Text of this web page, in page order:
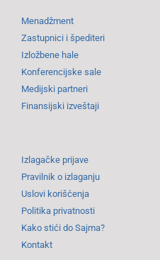
Menadžment
Zastupnici i špediteri
Izložbene hale
Konferencijske sale
Medijski partneri
Finansijski izveštaji
Izlagačke prijave
Pravilnik o izlaganju
Uslovi korišćenja
Politika privatnosti
Kako stići do Sajma?
Kontakt